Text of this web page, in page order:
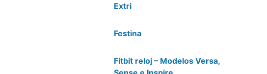
Extri
Festina
Fitbit reloj – Modelos Versa,